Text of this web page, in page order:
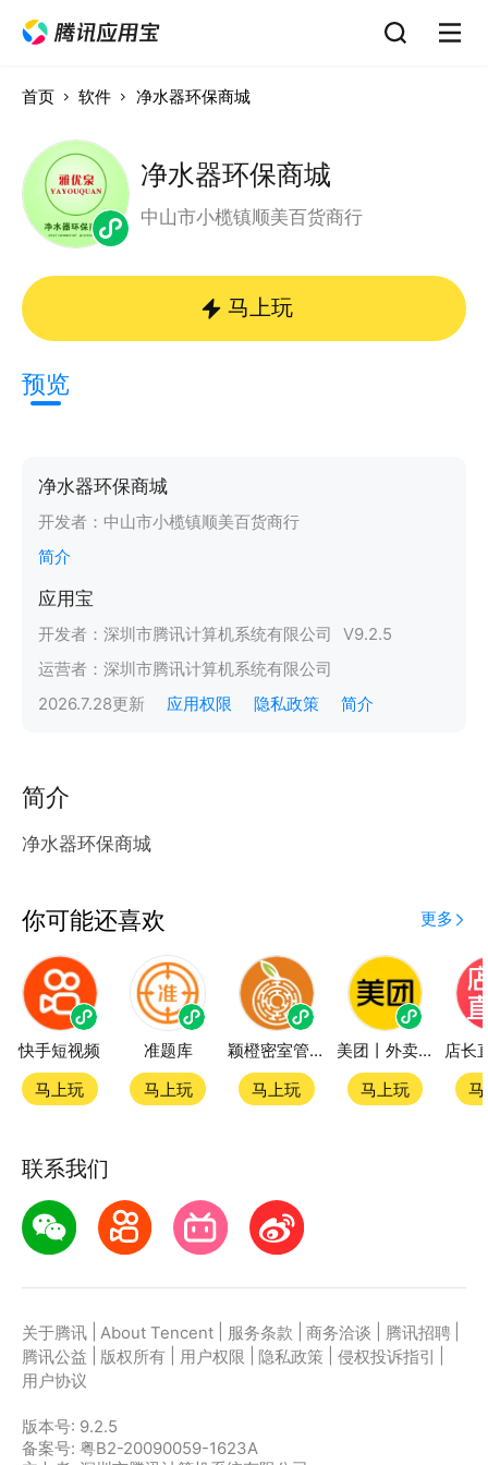
首页 软件 净水器环保商城
净水器环保商城
中山市小榄镇顺美百货商行
马上玩
预览
净水器环保商城
开发者： 中山市小榄镇顺美百货商行
简介
应用宝
开发者： 深圳市腾讯计算机系统有限公司 V9.2.5
运营者： 深圳市腾讯计算机系统有限公司
2026.7.28更新 应用权限 隐私政策 简介
简介
净水器环保商城
你可能还喜欢 更多
快手短视频
马上玩
准题库
马上玩
颖橙密室管家SmartOrange
马上玩
美团丨外卖团购特价美食酒店电影
马上玩
联系我们
关于腾讯 About Tencent 服务条款 商务洽谈 腾讯招聘
腾讯公益
版权所有 用户权限 隐私政策 侵权投诉指引
用户协议
版本号: 9.2.5
备案号: 粤B2-20090059-1623A